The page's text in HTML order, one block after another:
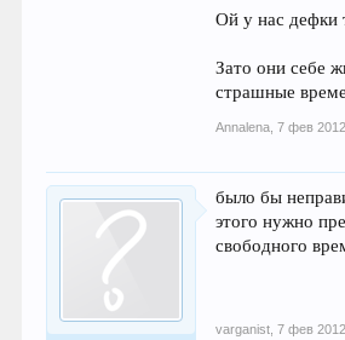
Ой у нас дефки
Зато они себе
страшные
Annalena 7 фев 2012
было бы
этого нужно
свободного
varganist 7 фев 2012